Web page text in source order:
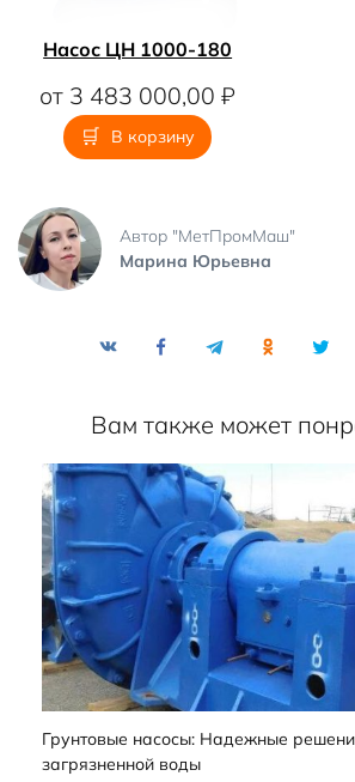
Насос ЦН 1000-180
от 3 483 000,00₽
В корзину
Автор "МетПромМаш"
Марина Юрьевна
Вам также может
Грунтовые насосы: Надежные
загрязненной воды